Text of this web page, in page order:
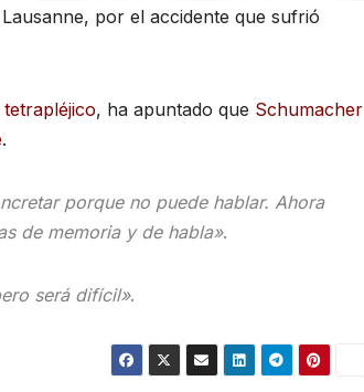
por el accidente que sufrió
, ha apuntado que Schumacher
.
porque no puede hablar. Ahora
de memoria y de habla».
será difícil».